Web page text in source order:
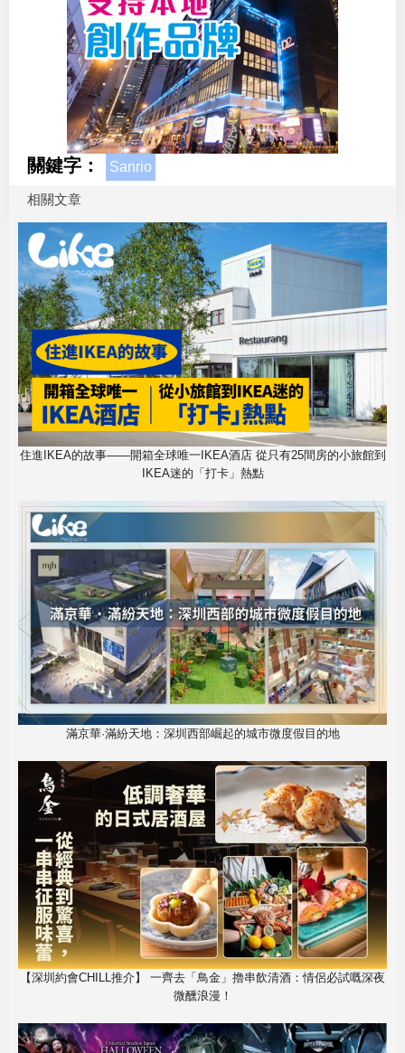
關鍵字： Sanrio
相關文章
住進IKEA的故事——開箱全球唯一IKEA酒店 從只有25間房的小旅館到
IKEA迷的「打卡」熱點
滿京華·滿紛天地：深圳西部崛起的城市微度假目的地
【深圳約會CHILL推介】 一齊去「鳥金」擼串飲清酒：情侶必試嘅深夜
微醺浪漫！